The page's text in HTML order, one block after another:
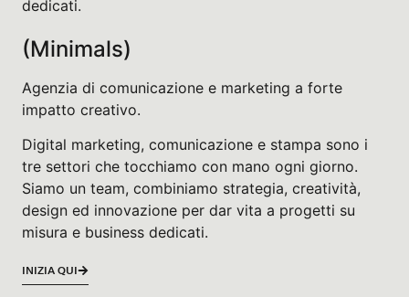
dedicati.
(Minimals)
Agenzia di comunicazione e marketing a forte
impatto creativo.
Digital marketing, comunicazione e stampa sono i
tre settori che tocchiamo con mano ogni giorno.
Siamo un team, combiniamo strategia, creatività,
design ed innovazione per dar vita a progetti su
misura e business dedicati.
INIZIA QUI